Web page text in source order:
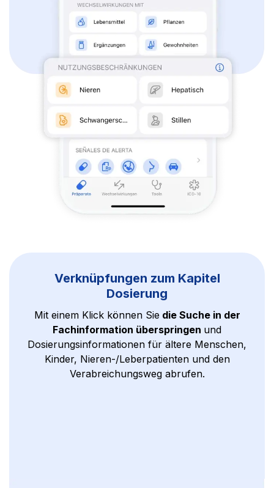
Verknüpfungen zum Kapitel
Dosierung
Mit einem Klick können Siedie Suche in der
Fachinformation überspringen und
Dosierungsinformationen für ältere Menschen,
Kinder, Nieren-/Leberpatienten und den
Verabreichungsweg abrufen.